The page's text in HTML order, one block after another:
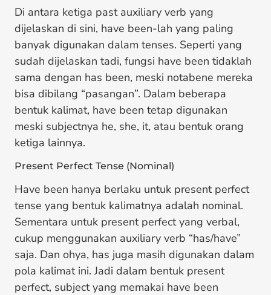
Di antara ketiga past auxiliary verb yang
dijelaskan di sini, have been-lah yang paling
banyak digunakan dalam tenses. Seperti yang
sudah dijelaskan tadi, fungsi have been tidaklah
sama dengan has been, meski notabene mereka
bisa dibilang “pasangan”. Dalam beberapa
bentuk kalimat, have been tetap digunakan
meski subjectnya he, she, it, atau bentuk orang
ketiga lainnya.
Present Perfect Tense (Nominal)
Have been hanya berlaku untuk present perfect
tense yang bentuk kalimatnya adalah nominal.
Sementara untuk present perfect yang verbal,
cukup menggunakan auxiliary verb “has/have”
saja. Dan ohya, has juga masih digunakan dalam
pola kalimat ini. Jadi dalam bentuk present
perfect, subject yang memakai have been